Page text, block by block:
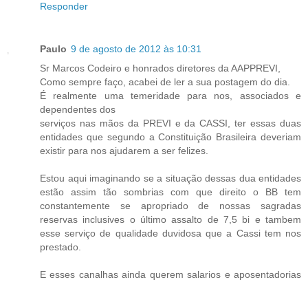
Responder
Paulo 9 de agosto de 2012 às 10:31
Sr Marcos Codeiro e honrados diretores da AAPPREVI,
Como sempre faço, acabei de ler a sua postagem do dia.
É realmente uma temeridade para nos, associados e
dependentes dos
serviços nas mãos da PREVI e da CASSI, ter essas duas
entidades que segundo a Constituição Brasileira deveriam
existir para nos ajudarem a ser felizes.
Estou aqui imaginando se a situação dessas dua entidades
estão assim tão sombrias com que direito o BB tem
constantemente se apropriado de nossas sagradas
reservas inclusives o último assalto de 7,5 bi e tambem
esse serviço de qualidade duvidosa que a Cassi tem nos
prestado.
E esses canalhas ainda querem salarios e aposentadorias